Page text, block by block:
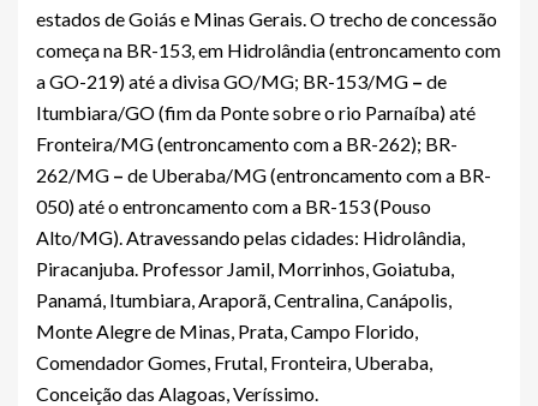
estados de Goiás e Minas Gerais. O trecho de concessão
começa na BR-153, em Hidrolândia (entroncamento com
a GO-219) até a divisa GO/MG; BR-153/MG – de
Itumbiara/GO (fim da Ponte sobre o rio Parnaíba) até
Fronteira/MG (entroncamento com a BR-262); BR-
262/MG – de Uberaba/MG (entroncamento com a BR-
050) até o entroncamento com a BR-153 (Pouso
Alto/MG). Atravessando pelas cidades: Hidrolândia,
Piracanjuba. Professor Jamil, Morrinhos, Goiatuba,
Panamá, Itumbiara, Araporã, Centralina, Canápolis,
Monte Alegre de Minas, Prata, Campo Florido,
Comendador Gomes, Frutal, Fronteira, Uberaba,
Conceição das Alagoas, Veríssimo.